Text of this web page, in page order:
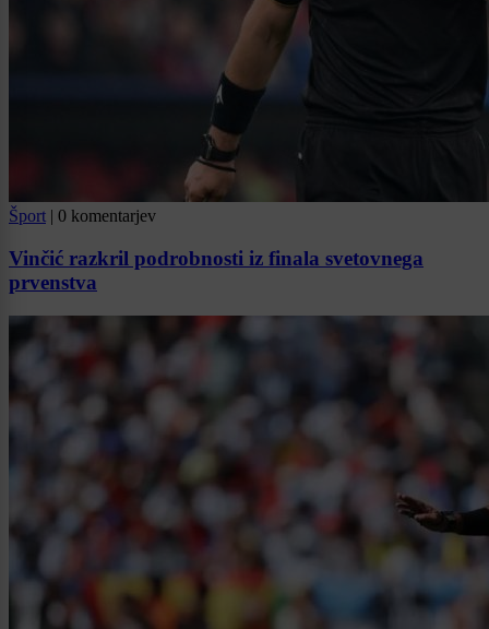
Šport | 0 komentarjev
Vinčić razkril podrobnosti iz finala svetovnega
prvenstva